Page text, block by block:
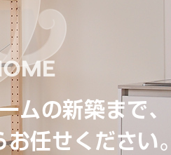
ムの新築まで、
任せください。